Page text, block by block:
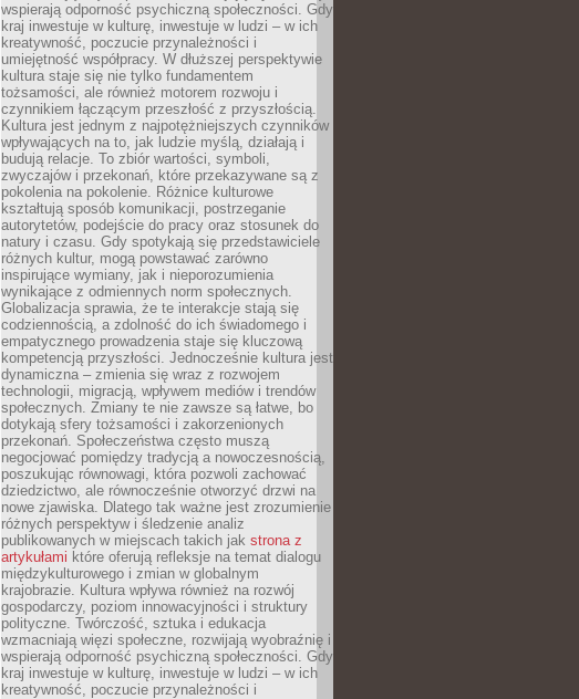
wspierają odporność psychiczną społeczności. Gdy
kraj inwestuje w kulturę, inwestuje w ludzi – w ich
kreatywność, poczucie przynależności i
umiejętność współpracy. W dłuższej perspektywie
kultura staje się nie tylko fundamentem
tożsamości, ale również motorem rozwoju i
czynnikiem łączącym przeszłość z przyszłością.
Kultura jest jednym z najpotężniejszych czynników
wpływających na to, jak ludzie myślą, działają i
budują relacje. To zbiór wartości, symboli,
zwyczajów i przekonań, które przekazywane są z
pokolenia na pokolenie. Różnice kulturowe
kształtują sposób komunikacji, postrzeganie
autorytetów, podejście do pracy oraz stosunek do
natury i czasu. Gdy spotykają się przedstawiciele
różnych kultur, mogą powstawać zarówno
inspirujące wymiany, jak i nieporozumienia
wynikające z odmiennych norm społecznych.
Globalizacja sprawia, że te interakcje stają się
codziennością, a zdolność do ich świadomego i
empatycznego prowadzenia staje się kluczową
kompetencją przyszłości. Jednocześnie kultura jest
dynamiczna – zmienia się wraz z rozwojem
technologii, migracją, wpływem mediów i trendów
społecznych. Zmiany te nie zawsze są łatwe, bo
dotykają sfery tożsamości i zakorzenionych
przekonań. Społeczeństwa często muszą
negocjować pomiędzy tradycją a nowoczesnością,
poszukując równowagi, która pozwoli zachować
dziedzictwo, ale równocześnie otworzyć drzwi na
nowe zjawiska. Dlatego tak ważne jest zrozumienie
różnych perspektyw i śledzenie analiz
publikowanych w miejscach takich jak strona z
artykułami które oferują refleksje na temat dialogu
międzykulturowego i zmian w globalnym
krajobrazie. Kultura wpływa również na rozwój
gospodarczy, poziom innowacyjności i struktury
polityczne. Twórczość, sztuka i edukacja
wzmacniają więzi społeczne, rozwijają wyobraźnię i
wspierają odporność psychiczną społeczności. Gdy
kraj inwestuje w kulturę, inwestuje w ludzi – w ich
kreatywność, poczucie przynależności i